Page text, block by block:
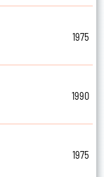
1975
1990
1975